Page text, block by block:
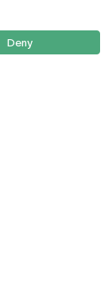
Deny